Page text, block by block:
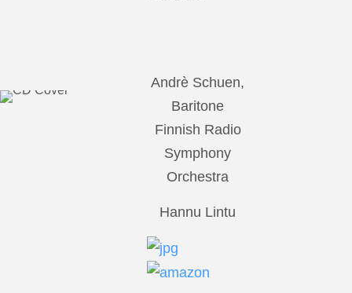
Andrè Schuen,
Baritone
Finnish Radio
Symphony
Orchestra
Hannu Lintu